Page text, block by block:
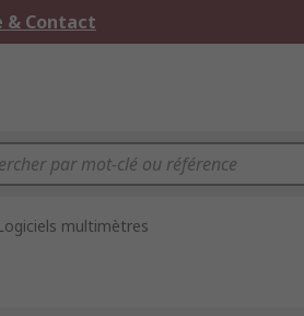
& Contact
multimètres